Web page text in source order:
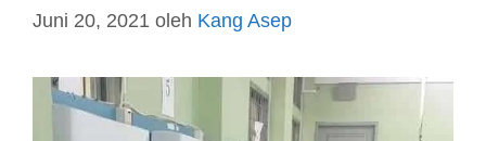
Juni 20, 2021 oleh Kang Asep